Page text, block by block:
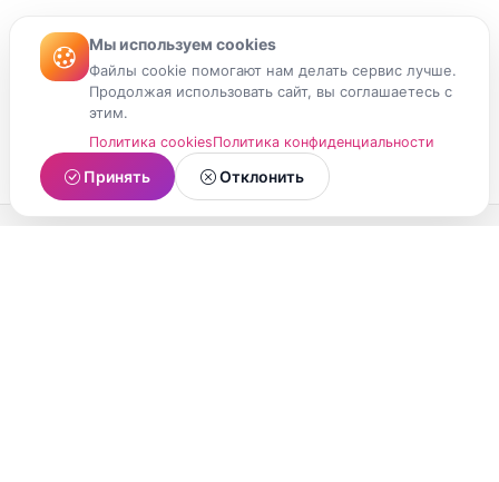
Мы используем cookies
Файлы cookie помогают нам делать сервис лучше.
Продолжая использовать сайт, вы соглашаетесь с
этим.
Политика cookiesПолитика конфиденциальности
Принять Отклонить